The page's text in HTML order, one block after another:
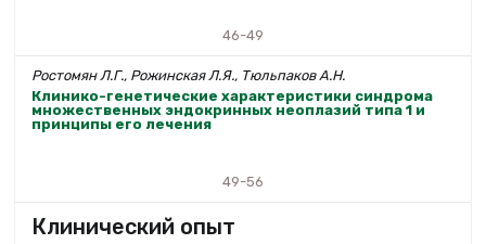
46-49
Ростомян Л.Г., Рожинская Л.Я., Тюльпаков А.Н.
Клинико-генетические характеристики синдрома
множественных эндокринных неоплазий типа 1 и
принципы его лечения
49-56
Клинический опыт